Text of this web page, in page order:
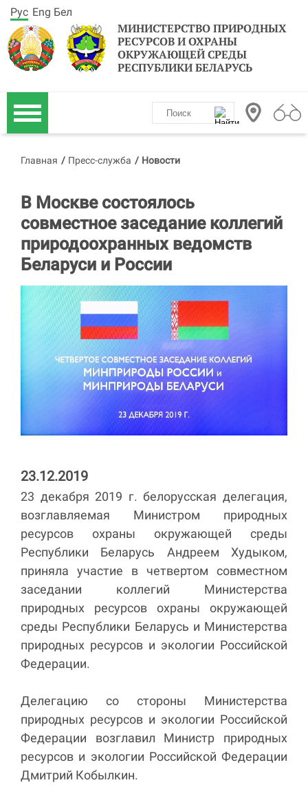
МИНИСТЕРСТВО ПРИРОДНЫХ
РЕСУРСОВ И ОХРАНЫ
ОКРУЖАЮЩЕЙ СРЕДЫ
РЕСПУБЛИКИ БЕЛАРУСЬ
Рус Eng Бел
Главная / Пресс-служба / Новости
В Москве состоялось
совместное заседание коллегий
природоохранных ведомств
Беларуси и России
23.12.2019
23 декабря 2019 г. белорусская делегация,
возглавляемая Министром природных
ресурсов охраны окружающей среды
Республики Беларусь Андреем Худыком,
приняла участие в четвертом совместном
заседании коллегий Министерства
природных ресурсов охраны окружающей
среды Республики Беларусь и Министерства
природных ресурсов и экологии Российской
Федерации.
Делегацию со стороны Министерства
природных ресурсов и экологии Российской
Федерации возглавил Министр природных
ресурсов и экологии Российской Федерации
Дмитрий Кобылкин.